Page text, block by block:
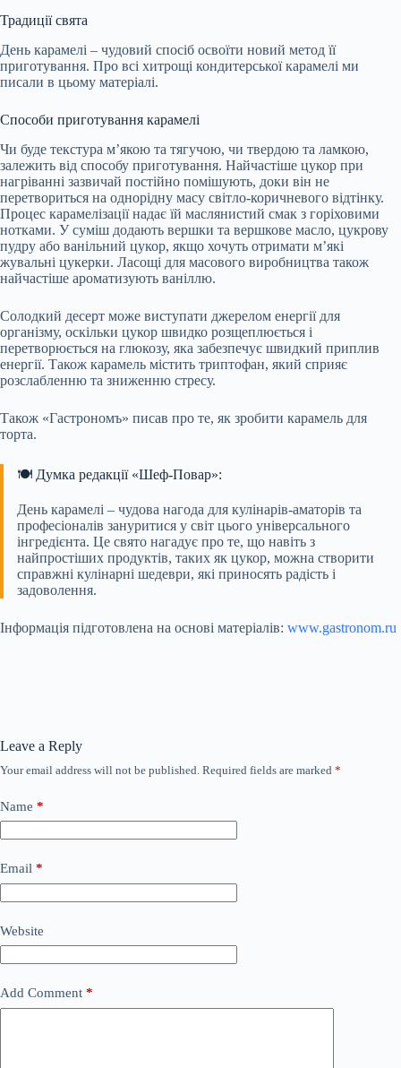
Традиції свята
День карамелі – чудовий спосіб освоїти новий метод її
приготування. Про всі хитрощі кондитерської карамелі ми
писали в цьому матеріалі.
Способи приготування карамелі
Чи буде текстура м’якою та тягучою, чи твердою та ламкою,
залежить від способу приготування. Найчастіше цукор при
нагріванні зазвичай постійно помішують, доки він не
перетвориться на однорідну масу світло-коричневого відтінку.
Процес карамелізації надає їй маслянистий смак з горіховими
нотками. У суміш додають вершки та вершкове масло, цукрову
пудру або ванільний цукор, якщо хочуть отримати м’які
жувальні цукерки. Ласощі для масового виробництва також
найчастіше ароматизують ваніллю.
Солодкий десерт може виступати джерелом енергії для
організму, оскільки цукор швидко розщеплюється і
перетворюється на глюкозу, яка забезпечує швидкий приплив
енергії. Також карамель містить триптофан, який сприяє
розслабленню та зниженню стресу.
Також «Гастрономъ» писав про те, як зробити карамель для
торта.
🍽️ Думка редакції «Шеф-Повар»:
День карамелі – чудова нагода для кулінарів-аматорів та
професіоналів зануритися у світ цього універсального
інгредієнта. Це свято нагадує про те, що навіть з
найпростіших продуктів, таких як цукор, можна створити
справжні кулінарні шедеври, які приносять радість і
задоволення.
Інформація підготовлена на основі матеріалів: www.gastronom.ru
Leave a Reply
Your email address will not be published. Required fields are marked *
Name *
Email *
Website
Add Comment *